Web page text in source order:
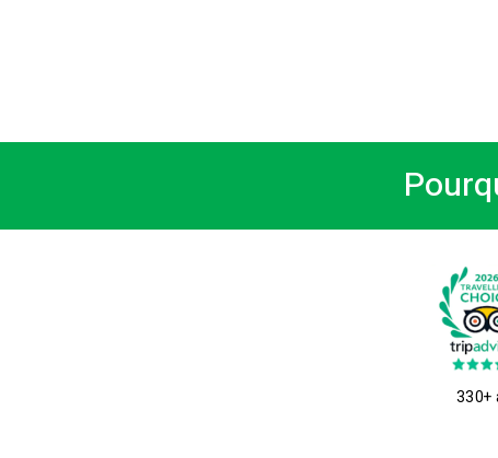
330+